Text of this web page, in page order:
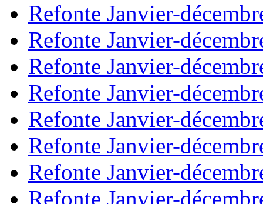
Refonte Janvier-
Refonte Janvier-
Refonte Janvier-
Refonte Janvier-
Refonte Janvier-
Refonte Janvier-
Refonte Janvier-
Refonte Janvier-